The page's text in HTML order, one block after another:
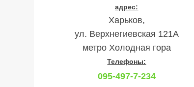
адрес:
Харьков,
ул. Верхнегиевская 121А
метро Холодная гора
Телефоны:
095-497-7-234